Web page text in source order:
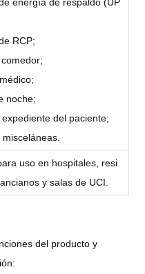
RCP;
noche;
del paciente;
uso en hospitales, resi
y salas de UCI.
del producto y